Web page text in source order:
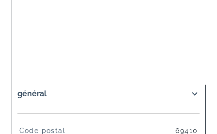
général
TRAD_SIROCCO_Caracteristique
Code postal 69410